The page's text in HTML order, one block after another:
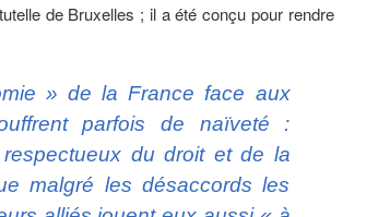
de Bruxelles ; il a été conçu pour rendre
» de la France face aux
parfois de naïveté :
du droit et de la
malgré les désaccords les